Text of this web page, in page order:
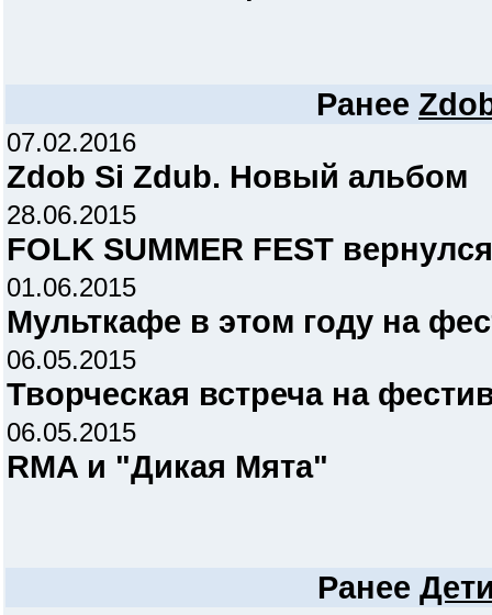
Ранее
07.02.2016
Zdob Si Zdub. Новый альбом
28.06.2015
FOLK SUMMER FEST
01.06.2015
Мульткафе в этом году на
06.05.2015
Творческая встреча на
06.05.2015
RMA и "Дикая Мята"
Ранее